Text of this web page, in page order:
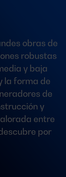
obras de
robustas
y baja
la forma de
de
y
entre
por